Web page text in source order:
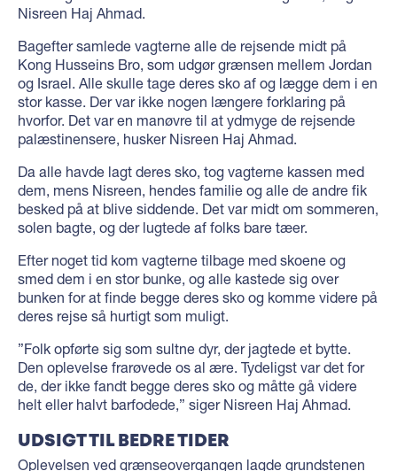
Nisreen Haj Ahmad.
Bagefter samlede vagterne alle de rejsende midt på
Kong Husseins Bro, som udgør grænsen mellem Jordan
og Israel. Alle skulle tage deres sko af og lægge dem i en
stor kasse. Der var ikke nogen længere forklaring på
hvorfor. Det var en manøvre til at ydmyge de rejsende
palæstinensere, husker Nisreen Haj Ahmad.
Da alle havde lagt deres sko, tog vagterne kassen med
dem, mens Nisreen, hendes familie og alle de andre fik
besked på at blive siddende. Det var midt om sommeren,
solen bagte, og der lugtede af folks bare tæer.
Efter noget tid kom vagterne tilbage med skoene og
smed dem i en stor bunke, og alle kastede sig over
bunken for at finde begge deres sko og komme videre på
deres rejse så hurtigt som muligt.
”Folk opførte sig som sultne dyr, der jagtede et bytte.
Den oplevelse frarøvede os al ære. Tydeligst var det for
de, der ikke fandt begge deres sko og måtte gå videre
helt eller halvt barfodede,” siger Nisreen Haj Ahmad.
UDSIGT TIL BEDRE TIDER
Oplevelsen ved grænseovergangen lagde grundstenen